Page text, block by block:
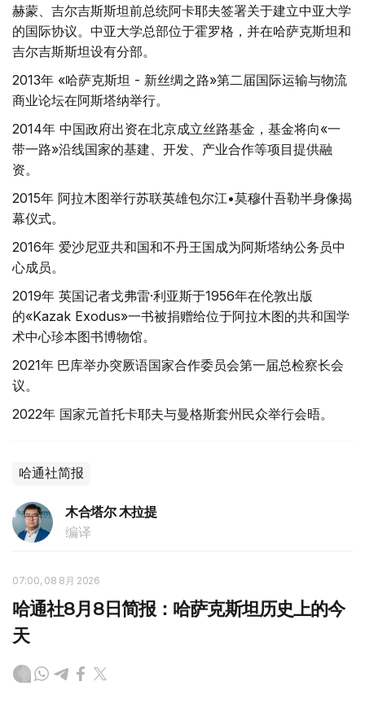
赫蒙、吉尔吉斯斯坦前总统阿卡耶夫签署关于建立中亚大学
的国际协议。中亚大学总部位于霍罗格，并在哈萨克斯坦和
吉尔吉斯斯坦设有分部。
2013年 «哈萨克斯坦 - 新丝绸之路»第二届国际运输与物流
商业论坛在阿斯塔纳举行。
2014年 中国政府出资在北京成立丝路基金，基金将向«一
带一路»沿线国家的基建、开发、产业合作等项目提供融
资。
2015年 阿拉木图举行苏联英雄包尔江•莫穆什吾勒半身像揭
幕仪式。
2016年 爱沙尼亚共和国和不丹王国成为阿斯塔纳公务员中
心成员。
2019年 英国记者戈弗雷·利亚斯于1956年在伦敦出版
的«Kazak Exodus»一书被捐赠给位于阿拉木图的共和国学
术中心珍本图书博物馆。
2021年 巴库举办突厥语国家合作委员会第一届总检察长会
议。
2022年 国家元首托卡耶夫与曼格斯套州民众举行会晤。
哈通社简报
木合塔尔 木拉提
编译
07:00, 08 8月 2026
哈通社8月8日简报：哈萨克斯坦历史上的今
天